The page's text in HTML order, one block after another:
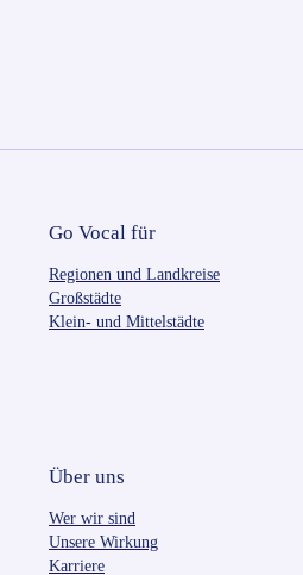
Go Vocal für
Regionen und Landkreise
Großstädte
Klein- und Mittelstädte
Über uns
Wer wir sind
Unsere Wirkung
Karriere